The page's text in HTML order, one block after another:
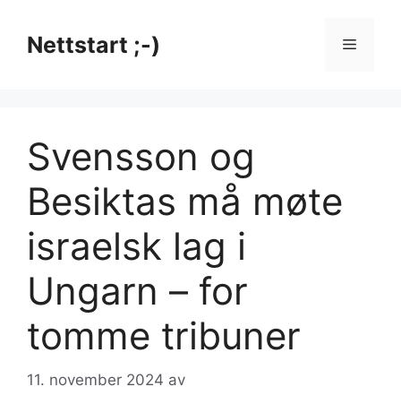
innholdNettstart ;-) Meny
Svensson og
Besiktas må møte
israelsk lag i
Ungarn – for
tomme tribuner
11. november 2024 av